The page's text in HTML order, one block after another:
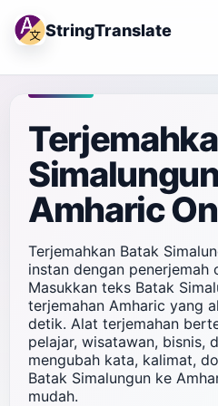
StringTranslate
Amharic
Terjemahkan Batak
instan dengan penerjemah
Masukkan teks Batak
terjemahan Amharic yang
detik. Alat terjemahan
pelajar, wisatawan, bisnis,
mengubah kata, kalimat,
Batak Simalungun ke
mudah.